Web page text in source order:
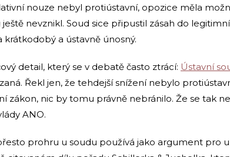
nouze nebyl protiústavní, opozice měla
ještě nevznikl. Soud sice připustil zásah do
krátkodobý a ústavně únosný.
detail, který se v debatě často ztrácí: Ústavní
Řekl jen, že tehdejší snížení nebylo
zákon, nic by tomu právně nebránilo. Že se tak
ANO.
prohru u soudu používá jako argument pro